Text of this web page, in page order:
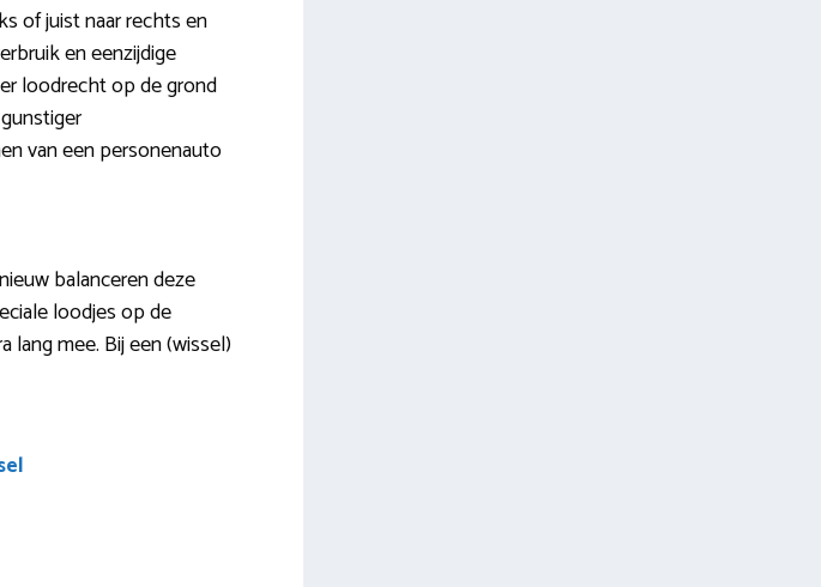
of juist naar rechts en
en eenzijdige
loodrecht op de grond
van een personenauto
balanceren deze
loodjes op de
lang mee. Bij een (wissel)